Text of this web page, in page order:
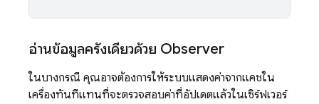
อ่านข้อมูลครั้งเดียวด้วย Observer
ในบางกรณี คุณอาจต้องการให้ระบบแสดงค่าจากแคชใน
เครื่องทันทีแทนที่จะตรวจสอบค่าที่อัปเดตแล้วในเซิร์ฟเวอร์